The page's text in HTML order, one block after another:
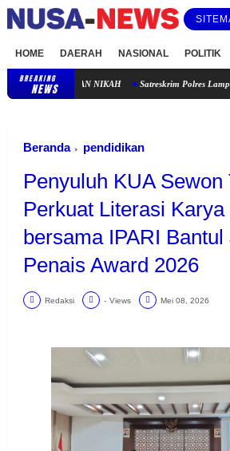
HOME DAERAH NASIONAL POLITIK
BREAKING
NEWSKUA Sewon Perkuat Ketahanan Keluarga Lewat
Beranda pendidikan
Penyuluh KUA Sewon
Perkuat Literasi Karya
bersama IPARI Bantul
Penais Award 2026
Redaksi - Views Mei 08, 2026